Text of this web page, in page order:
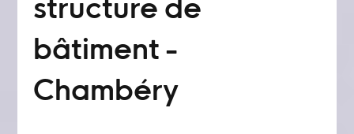
structure de
bâtiment -
Chambéry